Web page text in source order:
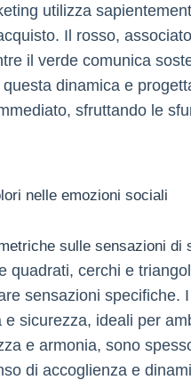
utilizza
Il rosso,
il verde comunica
dinamica e
sfruttando le
nelle emozioni sociali
sulle sensazioni
quadrati, cerchi e
sensazioni specifiche.
sicurezza, ideali per
e armonia, sono
di accoglienza e